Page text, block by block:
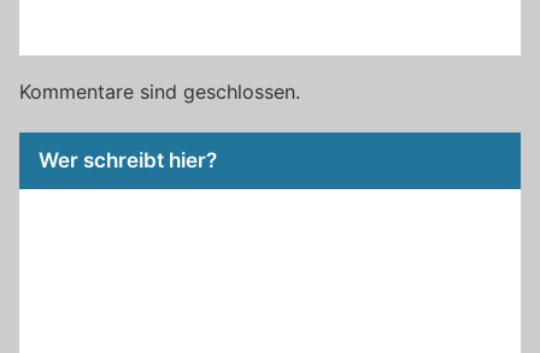
Kommentare sind geschlossen.
Wer schreibt hier?